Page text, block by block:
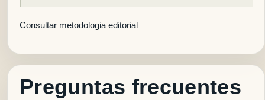
Consultar metodologia editorial
Preguntas frecuentes